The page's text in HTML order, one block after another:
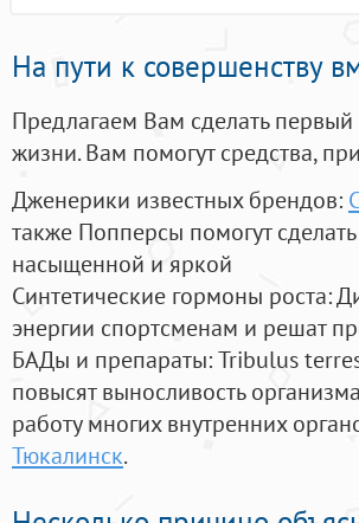
На пути к совершенству
Предлагаем Вам сделать
жизни. Вам помогут средства,
Дженерики известных брендов:
также Попперсы помогут
насыщенной и яркой
Синтетические гормоны роста:
энергии спортсменам и решат
БАДы и препараты:Tribulus
повысят выносливость
работу многих внутренних
Тюкалинск.